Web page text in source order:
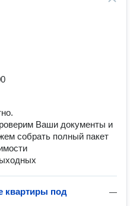
Ваши документы и
собрать полный пакет
—
квартиры под